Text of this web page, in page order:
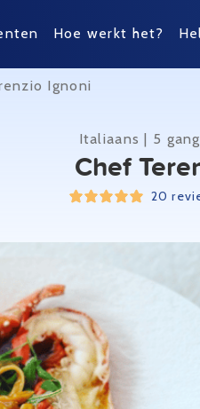
Hoe werkt het?
Ignoni
Italiaans | 5
Chef
20